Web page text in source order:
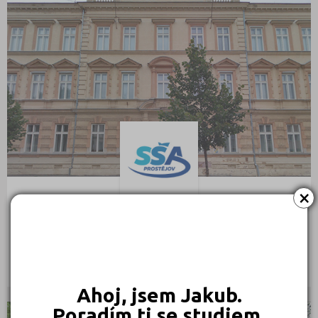
×
Ahoj, jsem Jakub.
Nymburk (7)
Olomouc (13)
Opava (8)
Ostrava-město (12)
Pardubice (8)
Pelhřimov (6)
Písek (2)
Plzeň-jih (1)
Plzeň-město (13)
Plzeň-sever (1)
Prostějov (7)